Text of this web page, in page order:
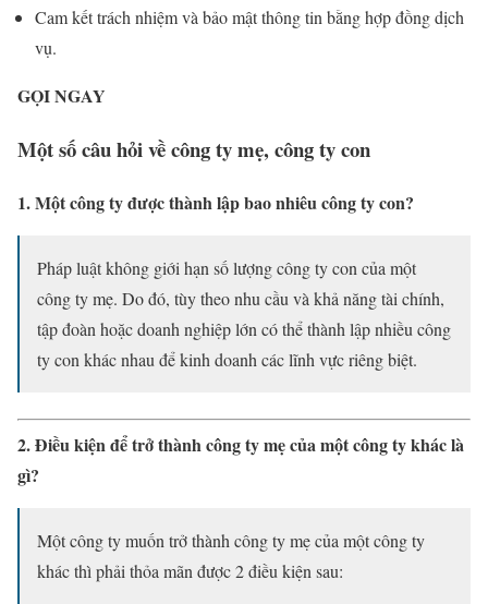
Cam kết trách nhiệm và bảo mật thông tin bằng hợp đồng dịch
vụ.
GỌI NGAY
Một số câu hỏi về công ty mẹ, công ty con
1. Một công ty được thành lập bao nhiêu công ty con?
Pháp luật không giới hạn số lượng công ty con của một
công ty mẹ. Do đó, tùy theo nhu cầu và khả năng tài chính,
tập đoàn hoặc doanh nghiệp lớn có thể thành lập nhiều công
ty con khác nhau để kinh doanh các lĩnh vực riêng biệt.
2. Điều kiện để trở thành công ty mẹ của một công ty khác là
gì?
Một công ty muốn trở thành công ty mẹ của một công ty
khác thì phải thỏa mãn được 2 điều kiện sau: